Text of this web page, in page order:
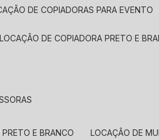
DE COPIADORAS PARA EVENTO
LOCAÇÃO DE COPIADORA PRETO E
PRETO E BRANCO LOCAÇÃO DE